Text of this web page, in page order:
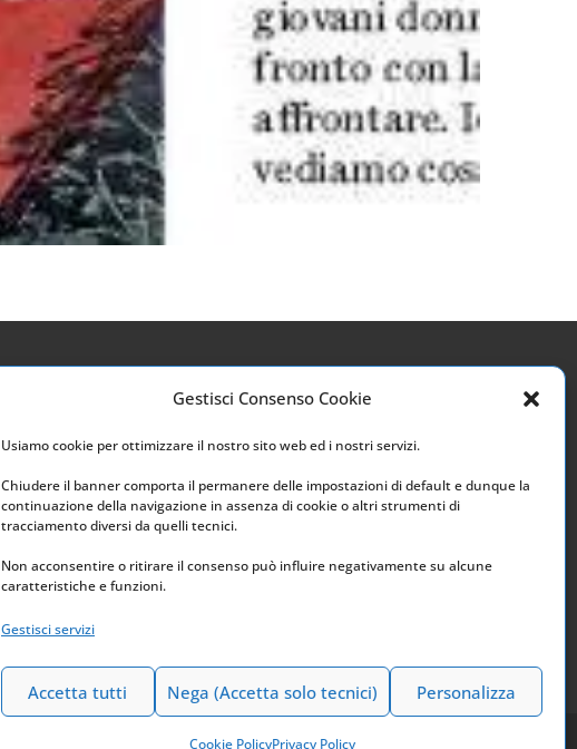
Gestisci Consenso Cookie
Usiamo cookie per ottimizzare il nostro sito web ed i nostri servizi.
Chiudere il banner comporta il permanere delle impostazioni di default e dunque la
continuazione della navigazione in assenza di cookie o altri strumenti di
tracciamento diversi da quelli tecnici.
Non acconsentire o ritirare il consenso può influire negativamente su alcune
caratteristiche e funzioni.
Gestisci servizi
Accetta tutti Nega (Accetta solo tecnici) Personalizza
Cookie PolicyPrivacy Policy
Home
Archivio